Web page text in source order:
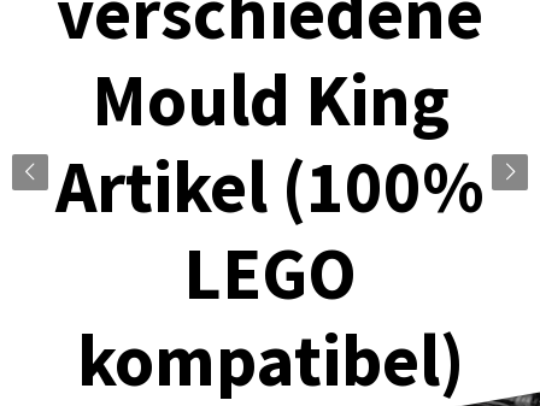
Mould King
Artikel (100%
LEGO
kompatibel)